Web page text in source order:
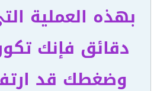
بهذه العملية
دقائق فإنك
وضغطك قد